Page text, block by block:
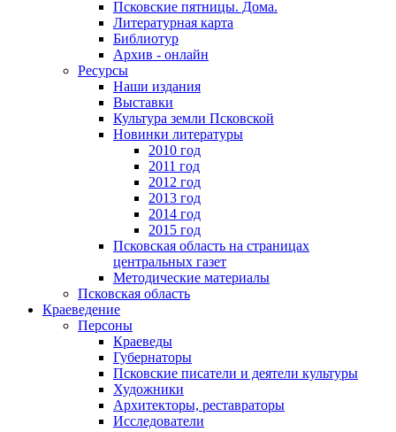
Псковские пятницы. Дома.
Литературная карта
Библиотур
Архив - онлайн
Ресурсы
Наши издания
Выставки
Культура земли Псковской
Новинки литературы
2010 год
2011 год
2012 год
2013 год
2014 год
2015 год
Псковская область на страницах
центральных газет
Методические материалы
Псковская область
Краеведение
Персоны
Краеведы
Губернаторы
Псковские писатели и деятели культуры
Художники
Архитекторы, реставраторы
Исследователи